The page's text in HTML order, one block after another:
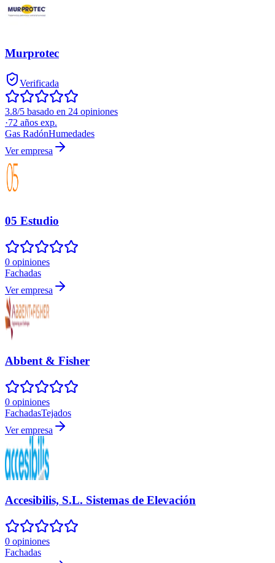
Murprotec
Verificada
3.8/5 basado en 24 opiniones
·72 años exp.
Gas RadónHumedades
Ver empresa
05 Estudio
0 opiniones
Fachadas
Ver empresa
Abbent & Fisher
0 opiniones
FachadasTejados
Ver empresa
Accesibilis, S.L. Sistemas de Elevación
0 opiniones
Fachadas